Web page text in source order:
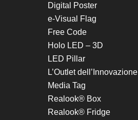
Digital Poster
e-Visual Flag
Free Code
Holo LED – 3D
LED Pillar
L’Outlet dell’Innovazione
Media Tag
Realook® Box
Realook® Fridge